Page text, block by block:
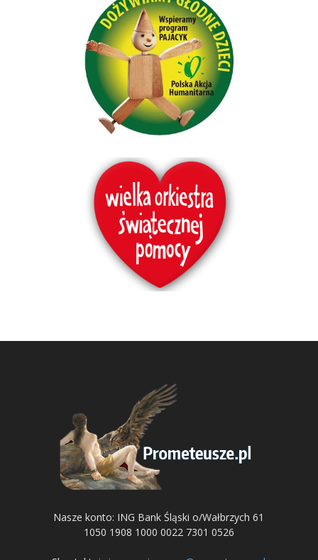
Nasze konto: ING Bank Śląski o/Wałbrzych 61
1050 1908 1000 0022 7301 0526